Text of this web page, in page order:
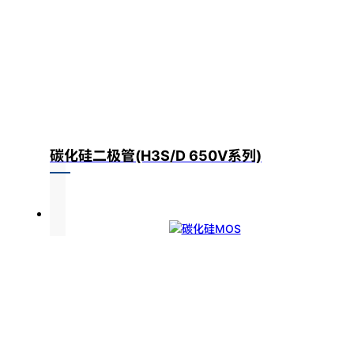
碳化硅二极管(H3S/D 650V系列)